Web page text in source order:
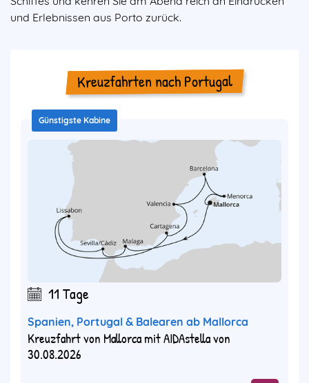
und Erlebnissen aus Porto zurück.
Kreuzfahrten nach Portugal
Günstigste Kabine
11 Tage
Spanien, Portugal & Balearen ab Mallorca
Kreuzfahrt von Mallorca mit AIDAstella von
30.08.2026